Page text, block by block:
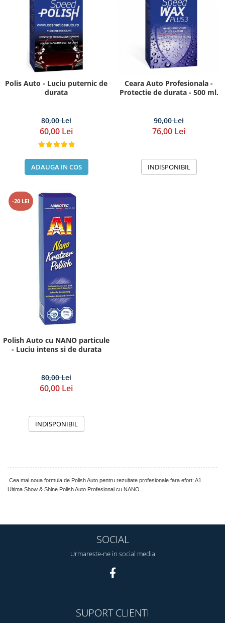
Polis Auto - Luciu puternic de
durata
80,00 Lei
60,00 Lei
ADAUGA IN COS
Ceara Auto Profesionala -
Protectie de durata - 500 ml.
90,00 Lei
76,00 Lei
INDISPONIBIL
-20 LEI
Polish Auto cu NANO particule
- Luciu intens si de durata
80,00 Lei
60,00 Lei
INDISPONIBIL
Cea mai noua formula de Polish Auto pentru rezultate profesionale fara efort: A1
Ultima Show & Shine Polish Auto Profesional cu NANO
SOCIAL
Urmareste-ne in social media
SUPORT CLIENTI